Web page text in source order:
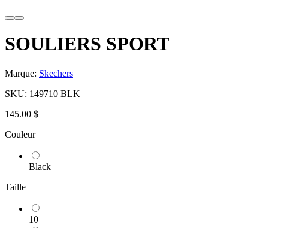
SOULIERS SPORT
Marque: Skechers
SKU: 149710 BLK
145.00 $
Couleur
Black
Taille
10